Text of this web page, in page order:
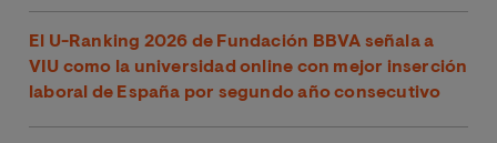
El U-Ranking 2026 de Fundación BBVA señala a
VIU como la universidad online con mejor inserción
laboral de España por segundo año consecutivo